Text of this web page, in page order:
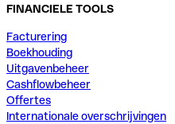
FINANCIELE TOOLS
Facturering
Boekhouding
Uitgavenbeheer
Cashflowbeheer
Offertes
Internationale overschrijvingen